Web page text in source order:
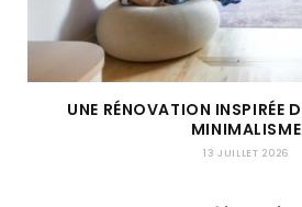
UNE RÉNOVATION INSPIRÉE
MINIMALISME
13 JUILLET 2026